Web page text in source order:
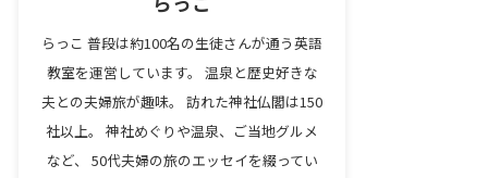
らっこ 普段は約100名の生徒さんが通う英語
教室を運営しています。 温泉と歴史好きな
夫との夫婦旅が趣味。 訪れた神社仏閣は150
社以上。 神社めぐりや温泉、ご当地グルメ
など、 50代夫婦の旅のエッセイを綴ってい